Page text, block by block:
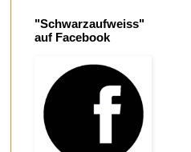
"Schwarzaufweiss"
auf Facebook